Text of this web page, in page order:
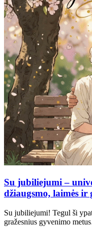
Su jubiliejumi –
džiaugsmo, laimės
Su jubiliejumi! Tegul ši
gražesnius gyvenimo